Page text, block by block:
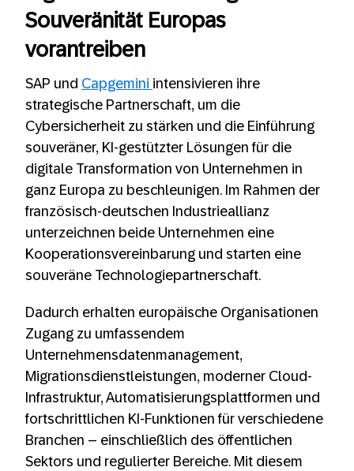
Souveränität Europas
vorantreiben
SAP und Capgemini intensivieren ihre
strategische Partnerschaft, um die
Cybersicherheit zu stärken und die Einführung
souveräner, KI-gestützter Lösungen für die
digitale Transformation von Unternehmen in
ganz Europa zu beschleunigen. Im Rahmen der
französisch-deutschen Industrieallianz
unterzeichnen beide Unternehmen eine
Kooperationsvereinbarung und starten eine
souveräne Technologiepartnerschaft.
Dadurch erhalten europäische Organisationen
Zugang zu umfassendem
Unternehmensdatenmanagement,
Migrationsdienstleistungen, moderner Cloud-
Infrastruktur, Automatisierungsplattformen und
fortschrittlichen KI-Funktionen für verschiedene
Branchen – einschließlich des öffentlichen
Sektors und regulierter Bereiche. Mit diesem